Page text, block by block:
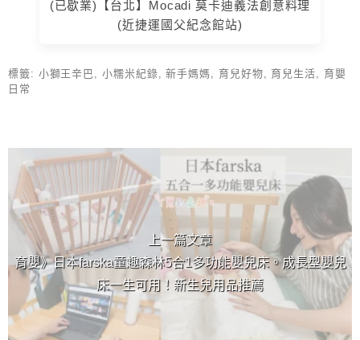
(已歇業)【台北】Mocadi 莫卡迪義法創意料理
(近捷運國父紀念館站)
標籤: 小獅王辛巴 ,小糯米紀錄 ,新手媽媽 育兒好物 ,育兒生活
育嬰
日常
上 / 下一篇文章
上一篇文章
育嬰》日本farska童趣森林5合1多功能嬰兒床。成長型嬰兒
床一生可用！新生兒用品推薦